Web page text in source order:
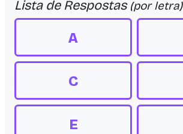
Lista de Respostas (por letra)
A
C
E